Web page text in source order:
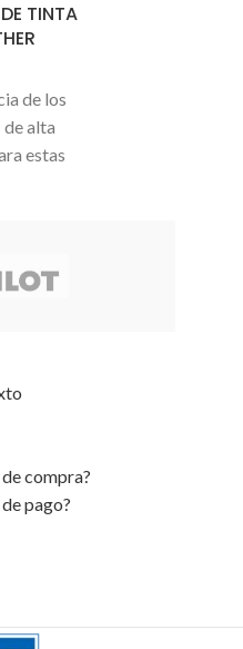
TINTA
de los
alta
estas
MFC-
MFC-
que
compra?
pago?